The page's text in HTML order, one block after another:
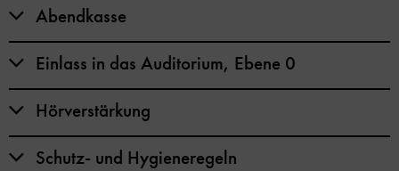
Abendkasse
Einlass in das Auditorium, Ebene 0
Hörverstärkung
Schutz- und Hygieneregeln